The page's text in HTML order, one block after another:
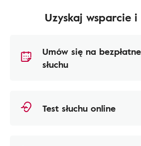
Uzyskaj wsparcie
Umów się na
słuchu
Test słuchu online